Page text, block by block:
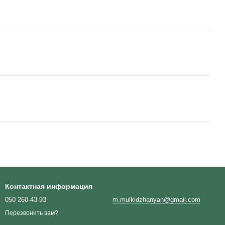
Контактная информация
050 260-43-93
Перезвонить вам?
m.mulkidzhanyan@gmail.com